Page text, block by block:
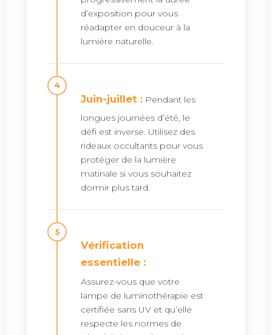
d’exposition pour vous
réadapter en douceur à la
lumière naturelle.
Juin-juillet : Pendant les
longues journées d’été, le
défi est inverse. Utilisez des
rideaux occultants pour vous
protéger de la lumière
matinale si vous souhaitez
dormir plus tard.
Vérification
essentielle :
Assurez-vous que votre
lampe de luminothérapie est
certifiée sans UV et qu’elle
respecte les normes de